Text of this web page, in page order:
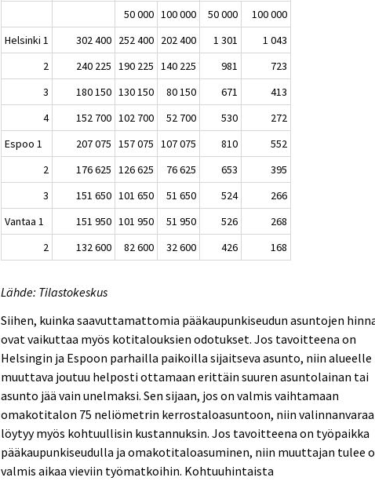
50 000 100 000 50 000
100 000
Helsinki 1
302 400 252 400 202 400 1 301
1 043
2
240 225 190 225 140 225 981
723
3
180 150 130 150 80 150 671
413
4
152 700 102 700 52 700 530
272
Espoo 1
207 075 157 075 107 075 810
552
2
176 625 126 625 76 625 653
395
3
151 650 101 650 51 650 524
266
Vantaa 1
151 950 101 950 51 950 526
268
2
132 600 82 600 32 600 426 168
Lähde: Tilastokeskus
Siihen, kuinka saavuttamattomia pääkaupunkiseudun asuntojen
ovat vaikuttaa myös kotitalouksien odotukset. Jos tavoitteena on
Helsingin ja Espoon parhailla paikoilla sijaitseva asunto, niin alueelle
muuttava joutuu helposti ottamaan erittäin suuren asuntolainan tai
asunto jää vain unelmaksi. Sen sijaan, jos on valmis vaihtamaan
omakotitalon 75 neliömetrin kerrostaloasuntoon, niin valinnanvaraa
löytyy myös kohtuullisin kustannuksin. Jos tavoitteena on työpaikka
pääkaupunkiseudulla ja omakotitaloasuminen, niin muuttajan tulee
valmis aikaa vieviin työmatkoihin. Kohtuuhintaista